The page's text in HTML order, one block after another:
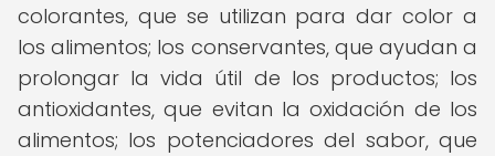
colorantes, que se utilizan para dar color a
los alimentos; los conservantes, que ayudan a
prolongar la vida útil de los productos; los
antioxidantes, que evitan la oxidación de los
alimentos; los potenciadores del sabor, que